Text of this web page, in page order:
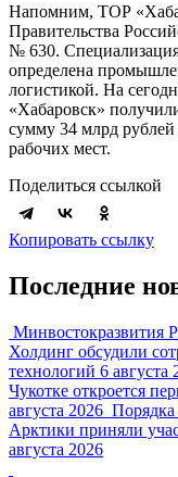
Напомним, ТОР
Правительства
№ 630.
определена
логистикой. На
«Хабаровск»
сумму 34 млрд
рабочих мест.
Поделиться ссылкой
Копировать ссылку
Последние
Холдинг обсудили
технологий 6 августа
Чукотке откроется
августа 2026 Порядка
Арктики приняли
августа 2026